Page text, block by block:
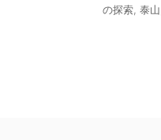
の探索 泰山